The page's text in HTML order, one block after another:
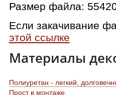
Размер файла:
Если закачивание
этой ссылке
Материалы
Полиуретан - легкий,
Прост в монтаже.